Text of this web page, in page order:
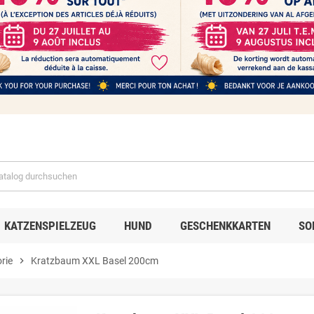
KATZENSPIELZEUG HUND GESCHENKKARTEN
chevron_right Kratzbaum XXL Basel 200cm